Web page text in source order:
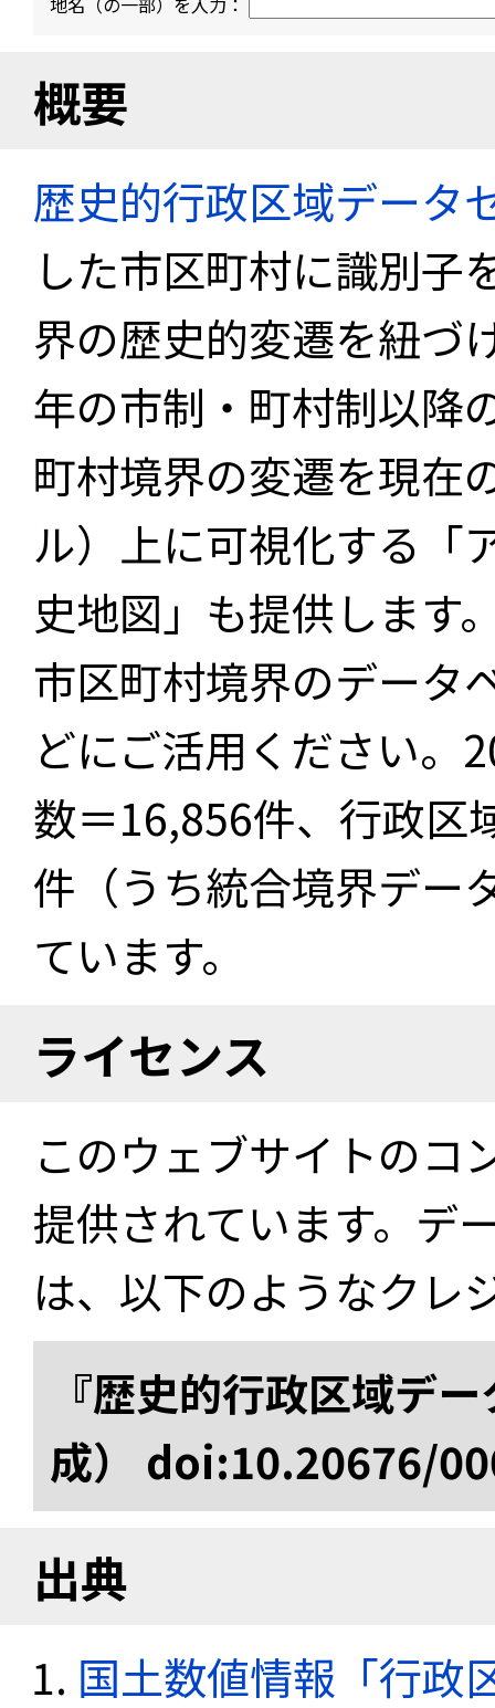
概要
歴史的行政区域データ
した市区町村に識別子
界の歴史的変遷を紐づ
年の市制・町村制以降
町村境界の変遷を現在
ル）上に可視化する「
史地図」も提供します
市区町村境界のデータ
どにご活用ください。
数＝16,856件、行政区
件（うち統合境界デー
ています。
ライセンス
このウェブサイトのコ
提供されています。デ
は、以下のようなクレ
『歴史的行政区域デ
成） doi:10.20676/
出典
国土数値情報「行政